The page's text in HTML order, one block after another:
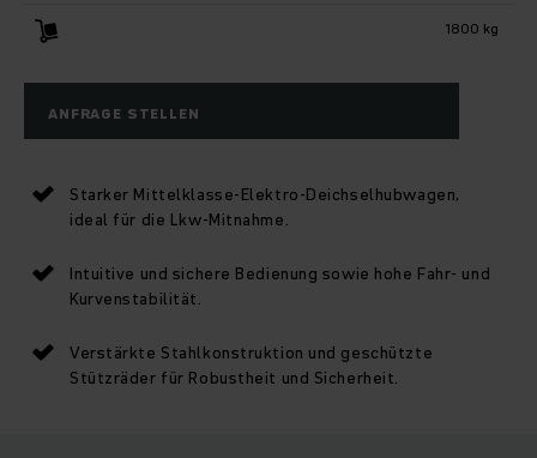
1800 kg
ANFRAGE STELLEN
Starker Mittelklasse-Elektro-Deichselhubwagen,
ideal für die Lkw-Mitnahme.
Intuitive und sichere Bedienung sowie hohe Fahr- und
Kurvenstabilität.
Verstärkte Stahlkonstruktion und geschützte
Stützräder für Robustheit und Sicherheit.